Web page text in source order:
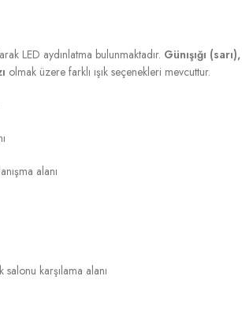
LED aydınlatma bulunmaktadır. Günışığı (sarı),
olmak üzere farklı ışık seçenekleri mevcuttur.
alanı
karşılama alanı